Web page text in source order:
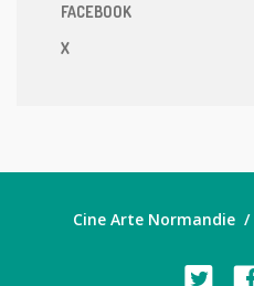
FACEBOOK
X
Cine Arte Normandie /